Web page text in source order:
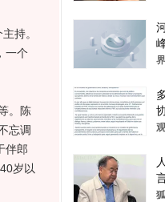
持。
一个
。陈
忘调
伴郎
岁以